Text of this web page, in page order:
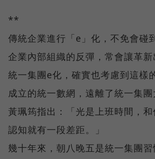
**
傳統企業進行「e」化，不免會碰
企業內部組織的反彈，常會讓革新
統一集團e化，確實也考慮到這樣
成立的統一數網，遠離了統一集團
黃珮筠指出：「光是上班時間，
認知就有一段差距。」
幾十年來，朝八晚五是統一集團